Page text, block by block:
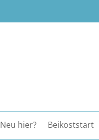
Neu hier? Beikoststart